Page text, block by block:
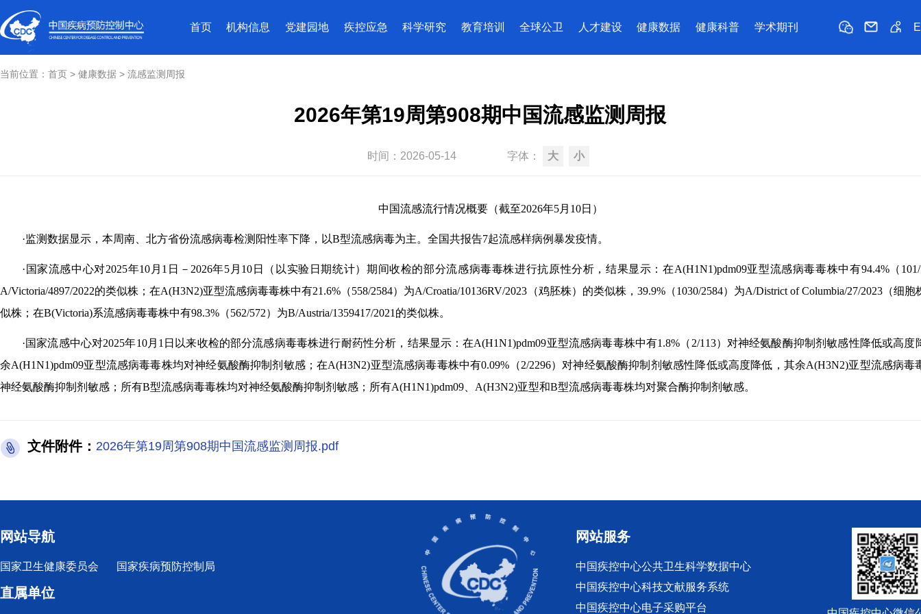
首页 机构信息 党建园地 疾控应急 科学研究 教育培训 全球公卫 人才建设 健康数据 健康科普 学术期刊
当前位置： 首页 > 健康数据 > 流感监测周报
2026年第19周第908期中国流感监测周报
时间： 2026-05-14 字体： 大 小
中国流感流行情况概要（截至2026年5月10日）
·监测数据显示，本周南、北方省份流感病毒检测阳性率下降，以B型流感病毒为主。全国共报告7起流感样病例暴发疫情。
·国家流感中心对2025年10月1日－2026年5月10日（以实验日期统计）期间收检的部分流感病毒毒株进行抗原性分析，结果显示：在A(H1N1)pdm09亚型流感病毒毒株中有94.4%（
A/Victoria/4897/2022的类似株；在A(H3N2)亚型流感病毒毒株中有21.6%（558/2584）为A/Croatia/10136RV/2023 （鸡胚株）的类似株，39.9%（1030/2584）为A/District of Columbia/27/2023（细胞
似株；在B(Victoria)系流感病毒毒株中有98.3%（562/572）为B/Austria/1359417/2021的类似株。
·国家流感中心对2025年10月1日以来收检的部分流感病毒毒株进行耐药性分析，结果显示：在A(H1N1)pdm09亚型流感病毒毒株中有1.8%（2/113）对神经氨酸酶抑制剂敏感性降低或高度
余A(H1N1)pdm09亚型流感病毒毒株均对神经氨酸酶抑制剂敏感；在A(H3N2)亚型流感病毒毒株中有0.09%（2/2296）对神经氨酸酶抑制剂敏感性降低或高度降低，其余A(H3N2)亚型流感病毒
神经氨酸酶抑制剂敏感；所有B型流感病毒毒株均对神经氨酸酶抑制剂敏感；所有A(H1N1)pdm09、A(H3N2)亚型和B型流感病毒毒株均对聚合酶抑制剂敏感。
文件附件： 2026年第19周第908期中国流感监测周报.pdf
网站导航
国家卫生健康委员会 国家疾病预防控制局
直属单位
网站服务
中国疾控中心公共卫生科学数据中心
中国疾控中心科技文献服务系统
中国疾控中心电子采购平台